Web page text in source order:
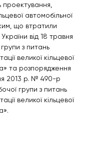
проектування,
автомобільної
що втратили
від 18 травня
з питань
великої кільцевої
та розпорядження
2013 р. № 490-р
групи з питань
великої кільцевої